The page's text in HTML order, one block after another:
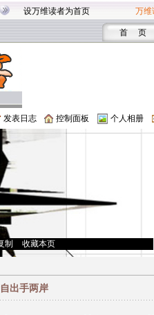
设万维读者为首页 万维
首 页
发表日志 控制面板 个人相册
制 收藏本页
出手两岸